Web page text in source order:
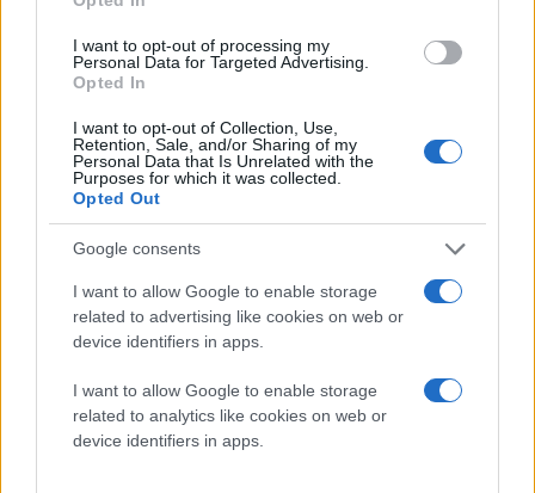
I want to opt-out of processing my
Personal Data for Targeted Advertising.
Opted In
I want to opt-out of Collection, Use,
Retention, Sale, and/or Sharing of my
Personal Data that Is Unrelated with the
Purposes for which it was collected.
Opted Out
Google consents
I want to allow Google to enable storage
related to advertising like cookies on web or
device identifiers in apps.
I want to allow Google to enable storage
related to analytics like cookies on web or
device identifiers in apps.
Το συνέδριο θα διαρκέσει 11 μέρες, διάστημα κατά το
οποίο αναμένεται να εξεταστούν λεπτομερώς όλοι οι
τρέχοντες νόμοι που αφορούν το Διαδίκτυο και οι
Τεχνολογικοί κολοσσοί συμπεριλαμβανομένων των
και Microsoft εκφράζουν τις ανησυχίες τους
ότι χώρες όπως η Κίνα και η Ρωσία θα βρουν "πάτημα"
στη λογοκρισία και τη στενή παρακολούθηση των
χρηστών.
Στο Ντουμπάι αναμένεται να παρευρεθούν
εκπρόσωποι της Ομοσπονδιακής Επιτροπής
Επικοινωνιών (FCC) και του Κογκρέσσου προκειμένου
να παρακολουθούν στενά τις διαδικασίες.